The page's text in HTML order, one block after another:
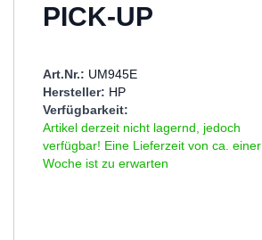
PICK-UP
Art.Nr.: UM945E
Hersteller: HP
Verfügbarkeit:
Artikel derzeit nicht lagernd, jedoch
verfügbar! Eine Lieferzeit von ca. einer
Woche ist zu erwarten